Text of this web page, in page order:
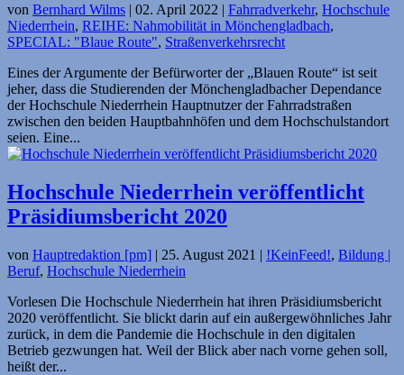
von Bernhard Wilms | 02. April 2022 | Fahrradverkehr, Hochschule
Niederrhein, REIHE: Nahmobilität in Mönchengladbach,
SPECIAL: "Blaue Route", Straßenverkehrsrecht
Eines der Argumente der Befürworter der „Blauen Route“ ist seit
jeher, dass die Studierenden der Mönchengladbacher Dependance
der Hochschule Niederrhein Hauptnutzer der Fahrradstraßen
zwischen den beiden Hauptbahnhöfen und dem Hochschulstandort
seien. Eine...
Hochschule Niederrhein veröffentlicht
Präsidiumsbericht 2020
von Hauptredaktion [pm] | 25. August 2021 | !KeinFeed!, Bildung |
Beruf, Hochschule Niederrhein
Vorlesen Die Hochschule Niederrhein hat ihren Präsidiumsbericht
2020 veröffentlicht. Sie blickt darin auf ein außergewöhnliches Jahr
zurück, in dem die Pandemie die Hochschule in den digitalen
Betrieb gezwungen hat. Weil der Blick aber nach vorne gehen soll,
heißt der...